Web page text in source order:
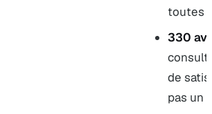
toutes
330
de
pas un